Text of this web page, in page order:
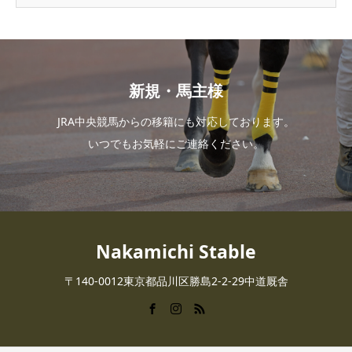
新規・馬主様
JRA中央競馬からの移籍にも対応しております。
いつでもお気軽にご連絡ください。
Nakamichi Stable
〒140-0012東京都品川区勝島2-2-29中道厩舎